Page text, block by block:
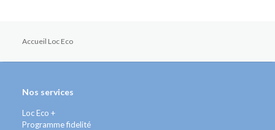
Accueil Loc Eco
Nos services
Loc Eco +
Programme fidelité